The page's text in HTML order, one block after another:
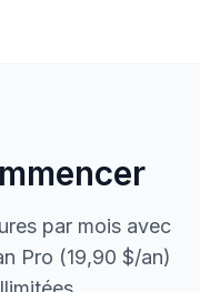
par mois avec
Pro (19,90 $/an)